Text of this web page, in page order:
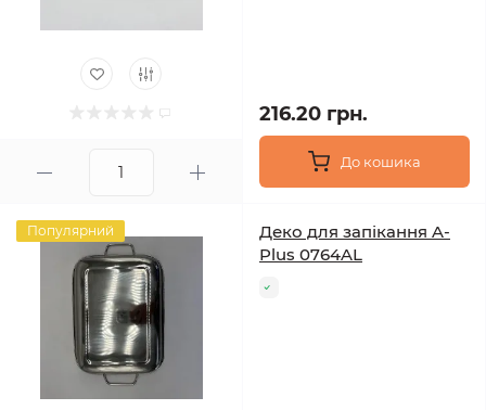
216.20 грн.
До кошика
Популярний
Деко для запікання A-
Plus 0764AL